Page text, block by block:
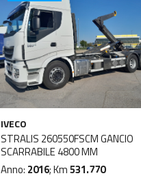
IVECO
STRALIS 260550FSCM GANCIO
SCARRABILE 4800 MM
Anno: 2016; Km531.770